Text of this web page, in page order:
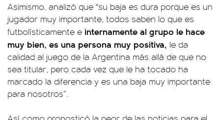
Asimismo, analizó que "su baja es dura porque es un
jugador muy importante, todos saben lo que es
futbolísticamente e internamente al grupo le hace
muy bien, es una persona muy positiva, le da
calidad al juego de la Argentina más allá de que no
sea titular, pero cada vez que le ha tocado ha
marcado la diferencia y es una baja muy importante
para nosotros”.